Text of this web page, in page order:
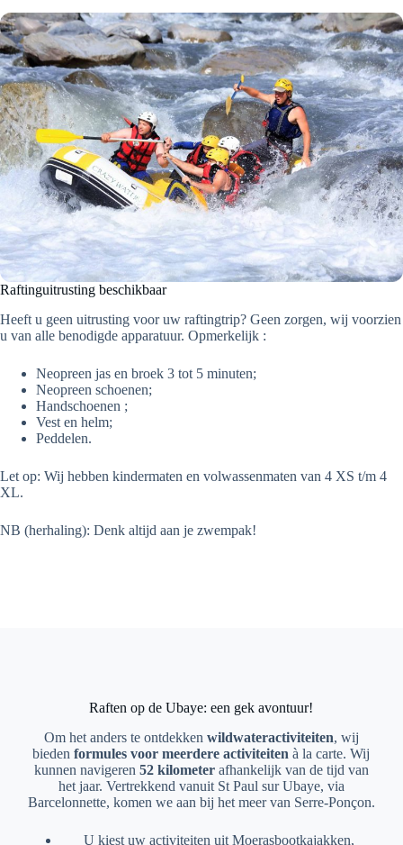
Raftinguitrusting beschikbaar
Heeft u geen uitrusting voor uw raftingtrip? Geen zorgen, wij voorzien
u van alle benodigde apparatuur. Opmerkelijk :
Neopreen jas en broek 3 tot 5 minuten;
Neopreen schoenen;
Handschoenen ;
Vest en helm;
Peddelen.
Let op: Wij hebben kindermaten en volwassenmaten van 4 XS t/m 4
XL.
NB (herhaling): Denk altijd aan je zwempak!
Raften op de Ubaye: een gek avontuur!
Om het anders te ontdekken wildwateractiviteiten, wij
biedenformules voor meerdere activiteiten à la carte. Wij
kunnen navigeren 52 kilometerafhankelijk van de tijd van
het jaar. Vertrekkend vanuit St Paul sur Ubaye, via
Barcelonnette, komen we aan bij het meer van Serre-Ponçon.
U kiest uw activiteiten uit Moerasbootkajakken,